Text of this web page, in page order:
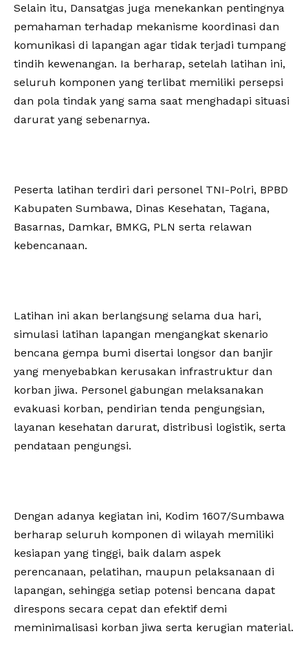
‎Selain itu, Dansatgas juga menekankan pentingnya
pemahaman terhadap mekanisme koordinasi dan
komunikasi di lapangan agar tidak terjadi tumpang
tindih kewenangan. Ia berharap, setelah latihan ini,
seluruh komponen yang terlibat memiliki persepsi
dan pola tindak yang sama saat menghadapi situasi
darurat yang sebenarnya.
‎Peserta latihan terdiri dari personel TNI-Polri, BPBD
Kabupaten Sumbawa, Dinas Kesehatan, Tagana,
Basarnas, Damkar, BMKG, PLN serta relawan
kebencanaan.
‎Latihan ini akan berlangsung selama dua hari,
simulasi latihan lapangan mengangkat skenario
bencana gempa bumi disertai longsor dan banjir
yang menyebabkan kerusakan infrastruktur dan
korban jiwa. Personel gabungan melaksanakan
evakuasi korban, pendirian tenda pengungsian,
layanan kesehatan darurat, distribusi logistik, serta
pendataan pengungsi.
‎Dengan adanya kegiatan ini, Kodim 1607/Sumbawa
berharap seluruh komponen di wilayah memiliki
kesiapan yang tinggi, baik dalam aspek
perencanaan, pelatihan, maupun pelaksanaan di
lapangan, sehingga setiap potensi bencana dapat
direspons secara cepat dan efektif demi
meminimalisasi korban jiwa serta kerugian material.